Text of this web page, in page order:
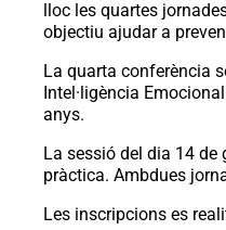
lloc les quartes
objectiu ajudar a
​La quarta conferència
Intel·ligència
anys.
La sessió del dia 14 de
pràctica. Ambdues
Les inscripcions es